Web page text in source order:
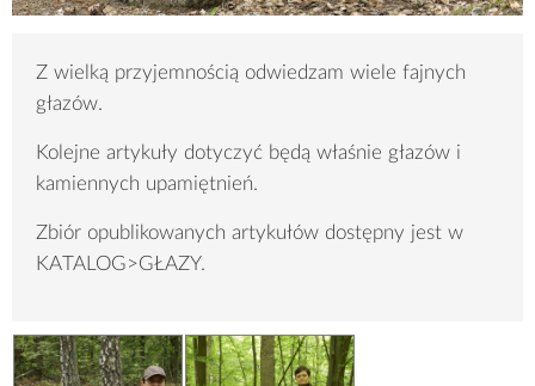
Z wielką przyjemnością odwiedzam wiele fajnych
głazów.
Kolejne artykuły dotyczyć będą właśnie głazów i
kamiennych upamiętnień.
Zbiór opublikowanych artykułów dostępny jest w
KATALOG>GŁAZY.